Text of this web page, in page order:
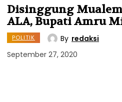
Disinggung
ALA, Bupati Amru
POLITIK By redaksi
September 27, 2020